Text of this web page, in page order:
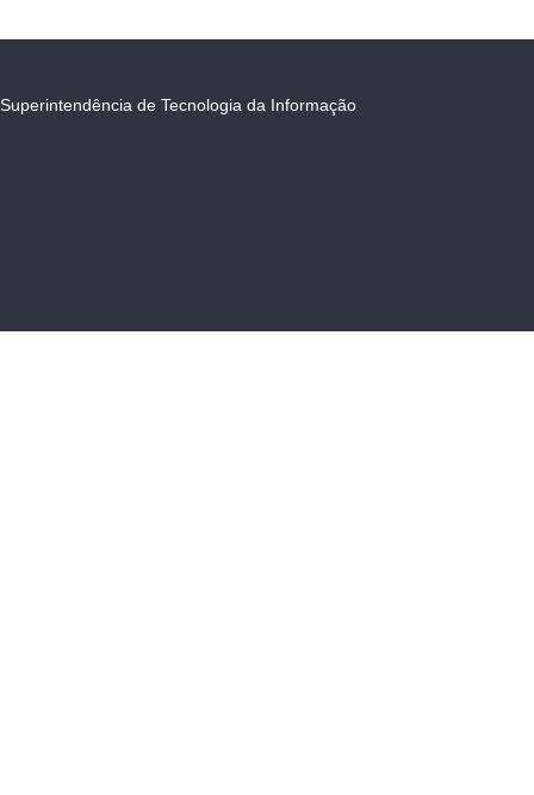
Superintendência de Tecnologia da Informação